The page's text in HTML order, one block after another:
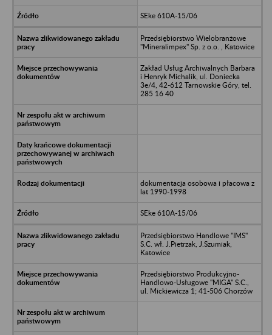
SEke 610A-15/06
Przedsiębiorstwo Wielobranżowe
"Mineralimpex" Sp. z o.o. , Katowice
Zakład Usług Archiwalnych Barbara
i Henryk Michalik, ul. Doniecka
3e/4, 42-612 Tarnowskie Góry, tel.
285 16 40
dokumentacja osobowa i płacowa z
lat 1990-1998
SEke 610A-15/06
Przedsiębiorstwo Handlowe "IMS"
S.C. wł. J.Pietrzak, J.Szumiak,
Katowice
Przedsiębiorstwo Produkcyjno-
Handlowo-Usługowe "MIGA" S.C.,
ul. Mickiewicza 1; 41-506 Chorzów